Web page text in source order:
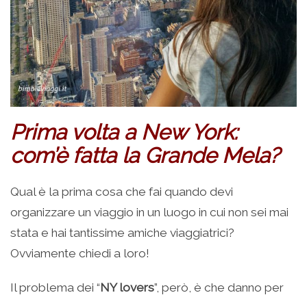
Prima volta a New York:
com’è fatta la Grande Mela?
Qual è la prima cosa che fai quando devi
organizzare un viaggio in un luogo in cui non sei mai
stata e hai tantissime amiche viaggiatrici?
Ovviamente chiedi a loro!
Il problema dei “NY lovers”, però, è che danno per